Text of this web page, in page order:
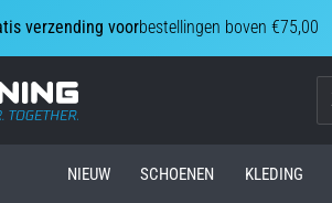
verzending voorbestellingen boven €75,00
Top4Running.nl
NIEUW SCHOENEN KLEDING